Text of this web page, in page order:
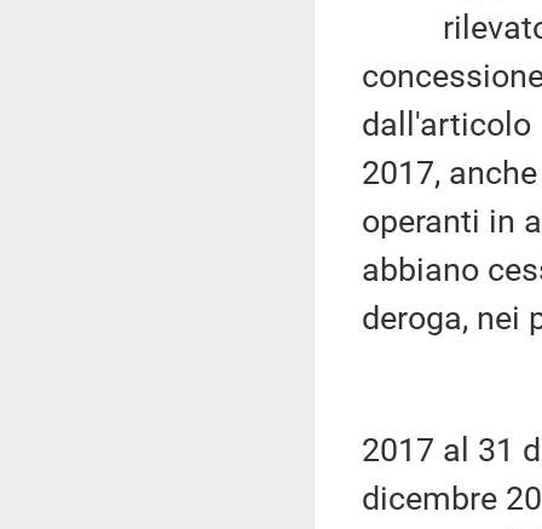
rilevato
dall'articolo
2017,
operanti in
abbiano
deroga, nei
2017 al 31
dicembre